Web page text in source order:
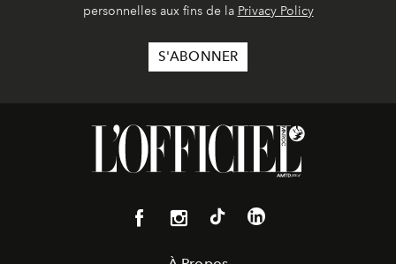
personnelles aux fins de la Privacy Policy